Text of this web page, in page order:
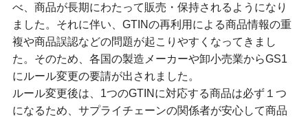
べ、商品が長期にわたって販売・保持されるようになり
ました。それに伴い、GTINの再利用による商品情報の重
複や商品誤認などの問題が起こりやすくなってきまし
た。そのため、各国の製造メーカーや卸小売業からGS1
にルール変更の要請が出されました。
ルール変更後は、1つのGTINに対応する商品は必ず１つ
になるため、サプライチェーンの関係者が安心して商品